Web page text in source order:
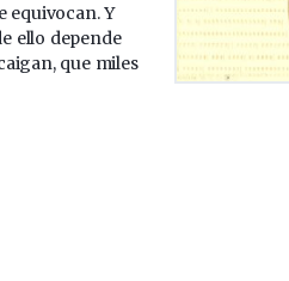
equivocan. Y
ello depende
que miles